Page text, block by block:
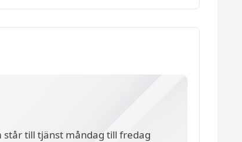
till tjänst måndag till fredag